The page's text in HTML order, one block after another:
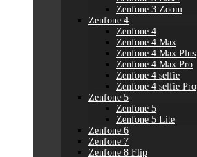
Zenfone 3 Zoom
Zenfone 4
Zenfone 4
Zenfone 4 Max
Zenfone 4 Max Plus
Zenfone 4 Max Pro
Zenfone 4 selfie
Zenfone 4 selfie Pro
Zenfone 5
Zenfone 5
Zenfone 5 Lite
Zenfone 6
Zenfone 7
Zenfone 8 Flip